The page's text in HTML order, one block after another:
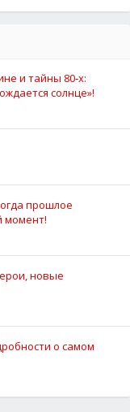
и тайны 80‑х:
солнце»!
прошлое
момент!
новые
о самом